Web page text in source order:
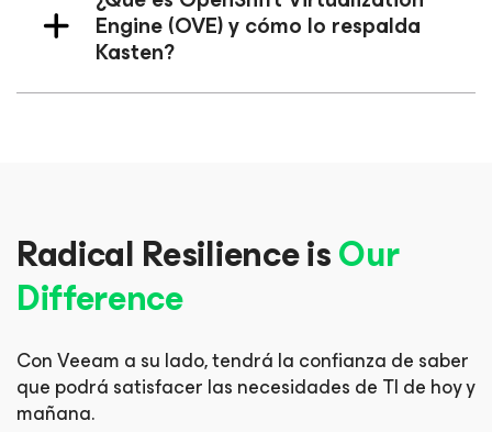
Engine (OVE) y cómo lo respalda
Kasten?
Radical Resilience isOur
Difference
Con Veeam a su lado, tendrá la confianza de saber
que podrá satisfacer las necesidades de TI de hoy y
mañana.